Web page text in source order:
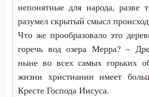
непонятные для народа, разве
разумел скрытый смысл
Что же прообразовало это
горечь вод озера Мерра? –
ныне во всех самых горьких
жизни христианин имеет
Кресте Господа Иисуса.